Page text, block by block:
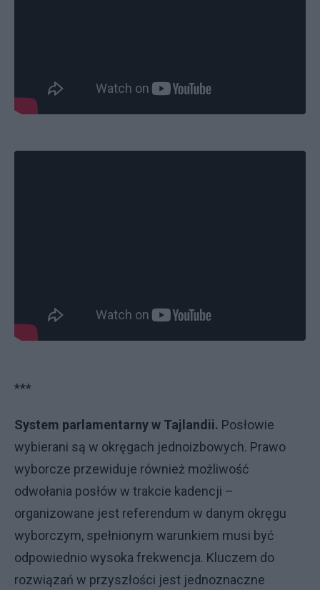
***
System parlamentarny w Tajlandii. Posłowie
wybierani są w okręgach jednoizbowych. Prawo
wyborcze przewiduje również możliwość
odwołania posłów w trakcie kadencji –
organizowane jest referendum w danym okręgu
wyborczym, spełnionym warunkiem musi być
odpowiednio wysoka frekwencja. Kluczem do
rozwiązań w przyszłości jest jednoznaczne